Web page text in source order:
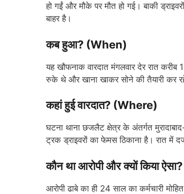
हो गईं और मौके पर मौत हो गई। बाकी
बाहर है।
कब हुआ? (When)
यह खौफनाक वारदात मंगलवार देर रात
रुके थे और खाना खाकर सोने की तैयारी कर
कहां हुई वारदात? (Where)
घटना थाना छजलैट क्षेत्र के अंतर्गत
ट्रक ड्राइवरों का फेमस ठिकाना है। रात में
कौन था आरोपी और क्यों किया
आरोपी ढाबे का ही 24 साल का कर्मचारी